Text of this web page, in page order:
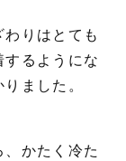
りはとても
るようにな
ました。
かたく冷た